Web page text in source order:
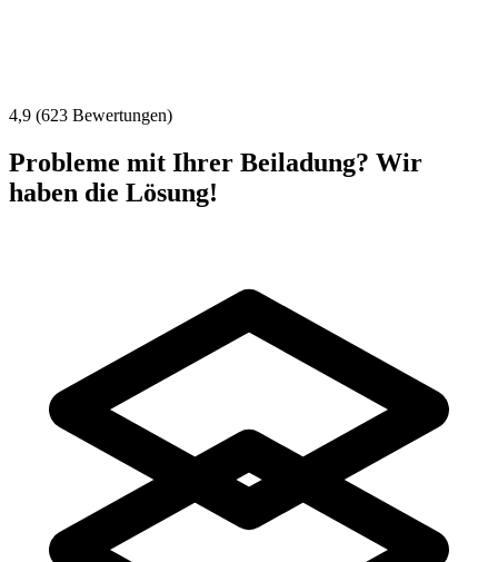
4,9 (623 Bewertungen)
Probleme mit Ihrer Beiladung? Wir
haben die Lösung!